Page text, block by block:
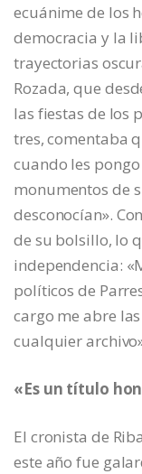
ecuánime de los
democracia y la
trayectorias
Rozada, que
las fiestas de los
tres, comentaba
cuando les
monumentos de
desconocían».
de su bolsillo, lo
independencia:
políticos de
cargo me abre
cualquier
«Es un título
El cronista de
este año fue